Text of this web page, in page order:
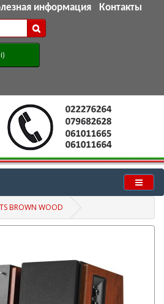
информация Контакты
BROWN WOOD